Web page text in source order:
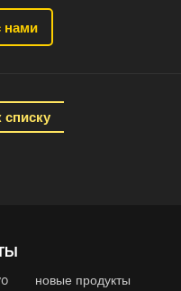
нами
новые продукты